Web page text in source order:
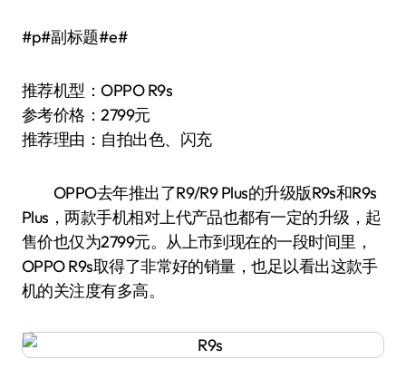
#p#副标题#e#
推荐机型：OPPO R9s
参考价格：2799元
推荐理由：自拍出色、闪充
OPPO去年推出了R9/R9 Plus的升级版R9s和R9s
Plus，两款手机相对上代产品也都有一定的升级，起
售价也仅为2799元。从上市到现在的一段时间里，
OPPO R9s取得了非常好的销量，也足以看出这款手
机的关注度有多高。